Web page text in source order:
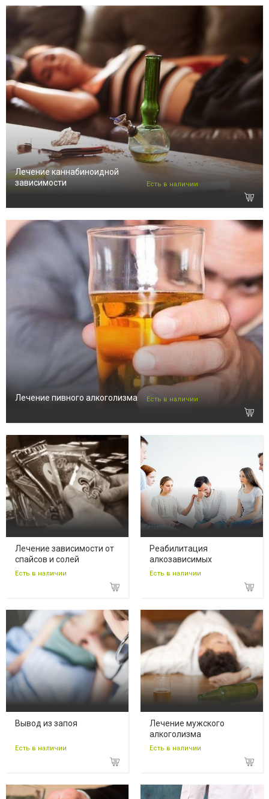
Лечение каннабиноидной
зависимости
Есть в наличии
Лечение пивного алкоголизма Есть в наличии
Лечение зависимости от
спайсов и солей
Есть в наличии
Реабилитация
алкозависимых
Есть в наличии
Вывод из запоя
Есть в наличии
Лечение мужского
алкоголизма
Есть в наличии